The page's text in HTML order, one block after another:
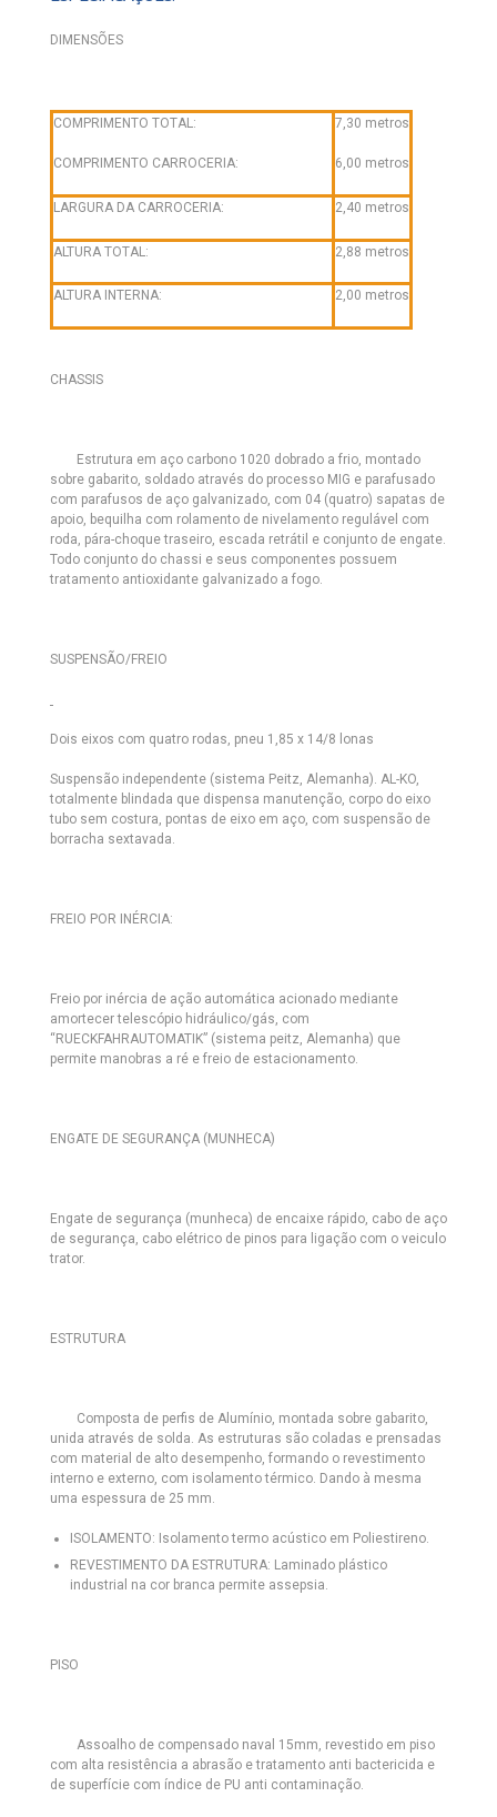
DIMENSÕES
COMPRIMENTO TOTAL:
COMPRIMENTO CARROCERIA:
7,30 metros
6,00 metros
LARGURA DA CARROCERIA: 2,40 metros
ALTURA TOTAL: 2,88 metros
ALTURA INTERNA: 2,00 metros
CHASSIS
Estrutura em aço carbono 1020 dobrado a frio, montado
sobre gabarito, soldado através do processo MIG e parafusado
com parafusos de aço galvanizado, com 04 (quatro) sapatas de
apoio, bequilha com rolamento de nivelamento regulável com
roda, pára-choque traseiro, escada retrátil e conjunto de engate.
Todo conjunto do chassi e seus componentes possuem
tratamento antioxidante galvanizado a fogo.
SUSPENSÃO/FREIO
Dois eixos com quatro rodas, pneu 1,85 x 14/8 lonas
Suspensão independente (sistema Peitz, Alemanha). AL-KO,
totalmente blindada que dispensa manutenção, corpo do eixo
tubo sem costura, pontas de eixo em aço, com suspensão de
borracha sextavada.
FREIO POR INÉRCIA:
Freio por inércia de ação automática acionado mediante
amortecer telescópio hidráulico/gás, com
“RUECKFAHRAUTOMATIK” (sistema peitz, Alemanha) que
permite manobras a ré e freio de estacionamento.
ENGATE DE SEGURANÇA (MUNHECA)
Engate de segurança (munheca) de encaixe rápido, cabo de aço
de segurança, cabo elétrico de pinos para ligação com o veiculo
trator.
ESTRUTURA
Composta de perfis de Alumínio, montada sobre gabarito,
unida através de solda. As estruturas são coladas e prensadas
com material de alto desempenho, formando o revestimento
interno e externo, com isolamento térmico. Dando à mesma
uma espessura de 25 mm.
ISOLAMENTO: Isolamento termo acústico em Poliestireno.
REVESTIMENTO DA ESTRUTURA: Laminado plástico
industrial na cor branca permite assepsia.
PISO
Assoalho de compensado naval 15mm, revestido em piso
com alta resistência a abrasão e tratamento anti bactericida e
de superfície com índice de PU anti contaminação.